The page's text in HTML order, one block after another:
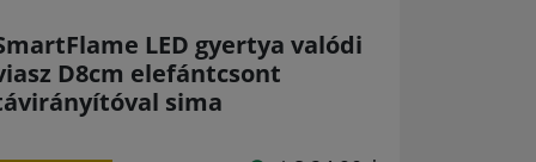
LED gyertya valódi
D8cm elefántcsont
sima